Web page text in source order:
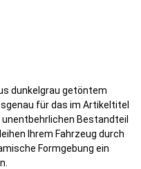
dunkelgrau getöntem
für das im Artikeltitel
Bestandteil
Ihrem Fahrzeug durch
Formgebung ein